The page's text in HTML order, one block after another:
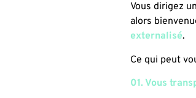
Vous dirigez
alors
externalisé.
Ce qui peut
01. Vous